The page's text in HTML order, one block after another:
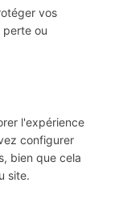
vos
perte ou
l'expérience
configurer
bien que cela
site.